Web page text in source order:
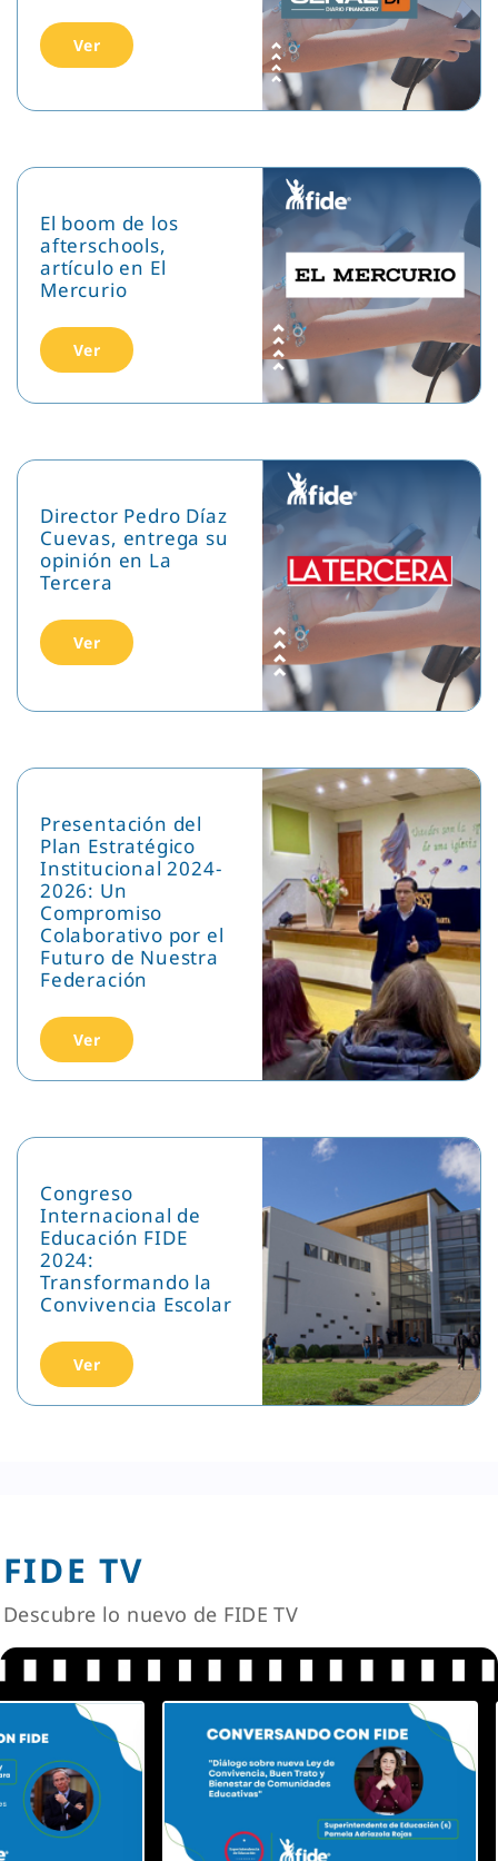
Ver
El boom de los
afterschools,
artículo en El
Mercurio
Ver
Director Pedro Díaz
Cuevas, entrega su
opinión en La
Tercera
Ver
Presentación del
Plan Estratégico
Institucional 2024-
2026: Un
Compromiso
Colaborativo por el
Futuro de Nuestra
Federación
Ver
Congreso
Internacional de
Educación FIDE
2024:
Transformando la
Convivencia Escolar
Ver
FIDE TV
Descubre lo nuevo de FIDE TV